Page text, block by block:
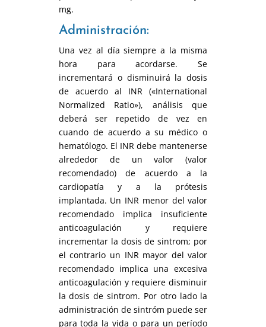
mg.
Administración:
Una vez al día siempre a la misma
hora para acordarse. Se
incrementará o disminuirá la dosis
de acuerdo al INR («International
Normalized Ratio»), análisis que
deberá ser repetido de vez en
cuando de acuerdo a su médico o
hematólogo. El INR debe mantenerse
alrededor de un valor (valor
recomendado) de acuerdo a la
cardiopatía y a la prótesis
implantada. Un INR menor del valor
recomendado implica insuficiente
anticoagulación y requiere
incrementar la dosis de sintrom; por
el contrario un INR mayor del valor
recomendado implica una excesiva
anticoagulación y requiere disminuir
la dosis de sintrom. Por otro lado la
administración de sintróm puede ser
para toda la vida o para un período